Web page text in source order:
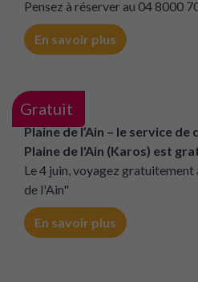
Touquan est gratuit
Le 4 juin, voyagez gratuitement
Pensez à réserver au 04 8000
En savoir plus